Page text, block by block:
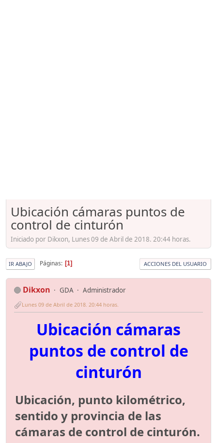
Ubicación cámaras puntos de
control de cinturón
Iniciado por Dikxon, Lunes 09 de Abril de 2018. 20:44 horas.
IR ABAJO Páginas 1 ACCIONES DEL USUARIO
Dikxon GDA Administrador
Lunes 09 de Abril de 2018. 20:44 horas.
Ubicación cámaras
puntos de control de
cinturón
Ubicación, punto kilométrico,
sentido y provincia de las
cámaras de control de cinturón.